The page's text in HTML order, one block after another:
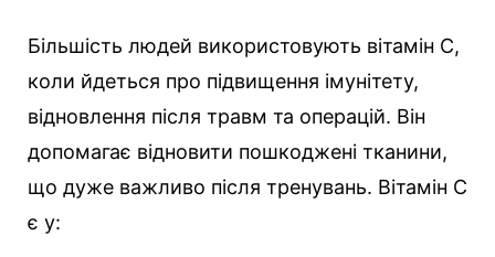
Більшість людей використовують вітамін С,
коли йдеться про підвищення імунітету,
відновлення після травм та операцій. Він
допомагає відновити пошкоджені тканини,
що дуже важливо після тренувань. Вітамін С
є у: